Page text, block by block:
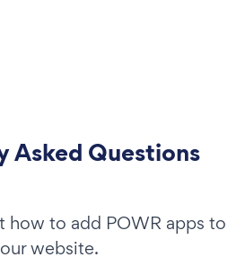
Asked Questions
how to add POWR apps to
website.